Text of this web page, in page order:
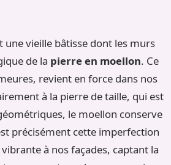
vieille bâtisse dont les murs
de la pierre en moellon. Ce
revient en force dans nos
à la pierre de taille, qui est
le moellon conserve
précisément cette imperfection
à nos façades, captant la